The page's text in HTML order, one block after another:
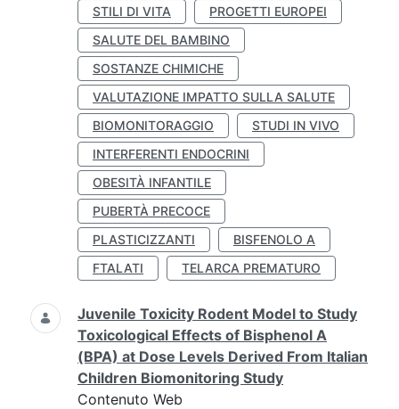
STILI DI VITA
PROGETTI EUROPEI
SALUTE DEL BAMBINO
SOSTANZE CHIMICHE
VALUTAZIONE IMPATTO SULLA SALUTE
BIOMONITORAGGIO
STUDI IN VIVO
INTERFERENTI ENDOCRINI
OBESITÀ INFANTILE
PUBERTÀ PRECOCE
PLASTICIZZANTI
BISFENOLO A
FTALATI
TELARCA PREMATURO
Juvenile Toxicity Rodent Model to Study
Toxicological Effects of Bisphenol A
(BPA) at Dose Levels Derived From Italian
Children Biomonitoring Study
Contenuto Web